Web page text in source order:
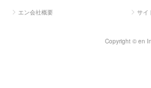
エン会社概要 サイ
Copyright © en